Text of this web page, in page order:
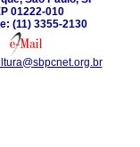
01222-010
(11) 3355-2130